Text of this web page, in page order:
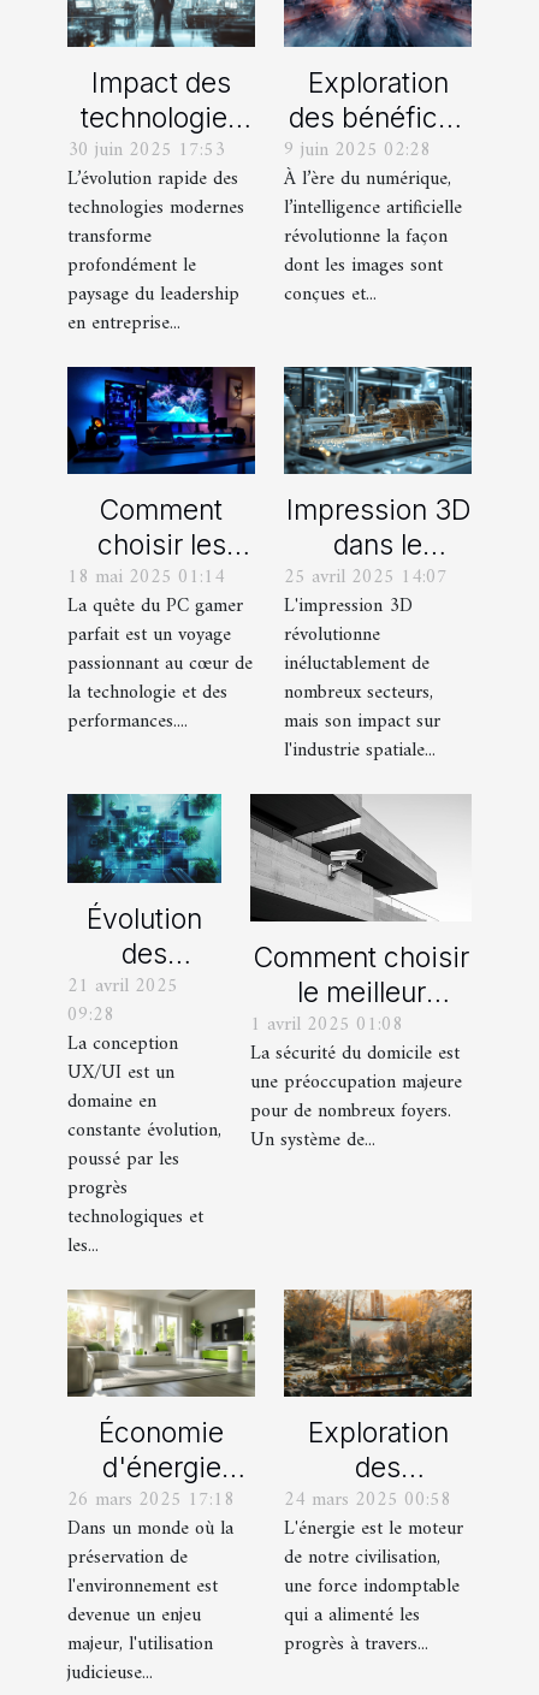
Impact des
technologies
modernes sur
le leadership
en entreprise
30 juin 2025 17:53
L’évolution rapide des
technologies modernes
transforme
profondément le
paysage du leadership
en entreprise...
Exploration
des bénéfices
de l'IA pour la
création de
visuels
innovants
9 juin 2025 02:28
À l’ère du numérique,
l’intelligence artificielle
révolutionne la façon
dont les images sont
conçues et...
Comment
choisir les
composants
pour un
ordinateur
gamer sur
mesure
18 mai 2025 01:14
La quête du PC gamer
parfait est un voyage
passionnant au cœur de
la technologie et des
performances....
Impression 3D
dans le
secteur spatial
dernières
innovations et
projets
futuristes
25 avril 2025 14:07
L'impression 3D
révolutionne
inéluctablement de
nombreux secteurs,
mais son impact sur
l'industrie spatiale...
Évolution
des
méthodes
certification
en
conception
UX/UI
21 avril 2025
09:28
La conception
UX/UI est un
domaine en
constante évolution,
poussé par les
progrès
technologiques et
les...
Comment choisir
le meilleur
système de
vidéosurveillance
pour votre
domicile
1 avril 2025 01:08
La sécurité du domicile est
une préoccupation majeure
pour de nombreux foyers.
Un système de...
Économie
d'énergie
grâce aux
objets
connectés
Solutions pour
un foyer
durable
26 mars 2025 17:18
Dans un monde où la
préservation de
l'environnement est
devenue un enjeu
majeur, l'utilisation
judicieuse...
Exploration
des
techniques
énergétiques :
de la tradition
à la modernité
24 mars 2025 00:58
L'énergie est le moteur
de notre civilisation,
une force indomptable
qui a alimenté les
progrès à travers...